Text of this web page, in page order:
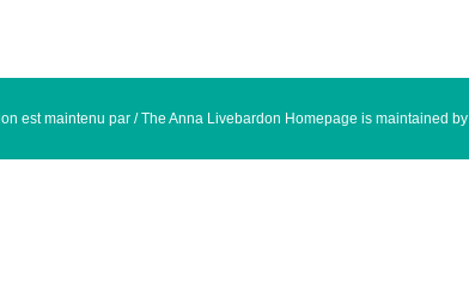
est maintenu par / The Anna Livebardon Homepage is maintained